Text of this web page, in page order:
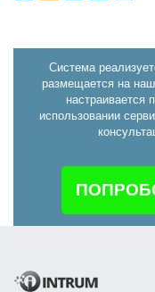
Система
размещается на
настраивается
использовании